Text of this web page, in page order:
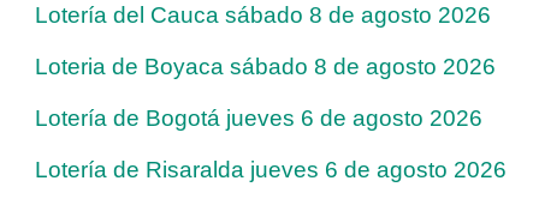
Lotería del Cauca sábado 8 de agosto 2026
Loteria de Boyaca sábado 8 de agosto 2026
Lotería de Bogotá jueves 6 de agosto 2026
Lotería de Risaralda jueves 6 de agosto 2026